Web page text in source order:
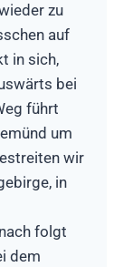
zu
auf
in sich,
bei
führt
um
wir
in
folgt
dem